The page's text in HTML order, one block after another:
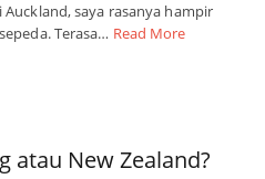
saya rasanya hampir
Terasa… Read More
atau New Zealand?